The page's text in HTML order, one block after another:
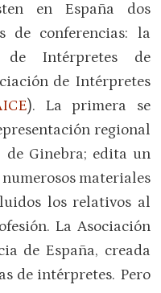
en España dos
de conferencias: la
de Intérpretes de
de Intérpretes
). La primera se
regional
de Ginebra; edita un
materiales
los relativos al
La Asociación
de España, creada
de intérpretes. Pero